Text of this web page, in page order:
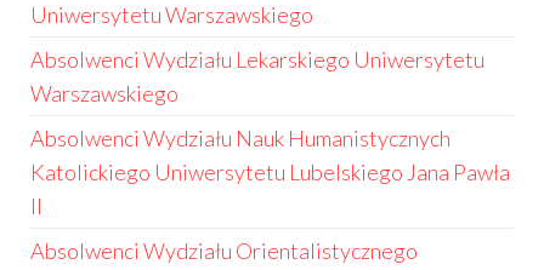
Uniwersytetu Warszawskiego
Absolwenci Wydziału Lekarskiego Uniwersytetu
Warszawskiego
Absolwenci Wydziału Nauk Humanistycznych
Katolickiego Uniwersytetu Lubelskiego Jana Pawła
II
Absolwenci Wydziału Orientalistycznego